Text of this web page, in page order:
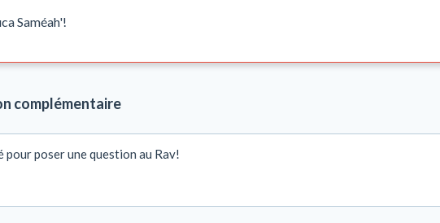
Saméah'!
complémentaire
pour poser une question au Rav!